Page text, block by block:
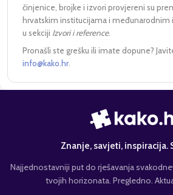
činjenice, brojke i izvori provjereni su
hrvatskim institucijama i
u sekciji Izvori i reference.
Pronašli ste grešku ili imate dopune?
info@kako.hr
Znanje, savjeti, inspiracija.
Najjednostavniji put do rješavanja
tvojih horizonata. Pregledno.